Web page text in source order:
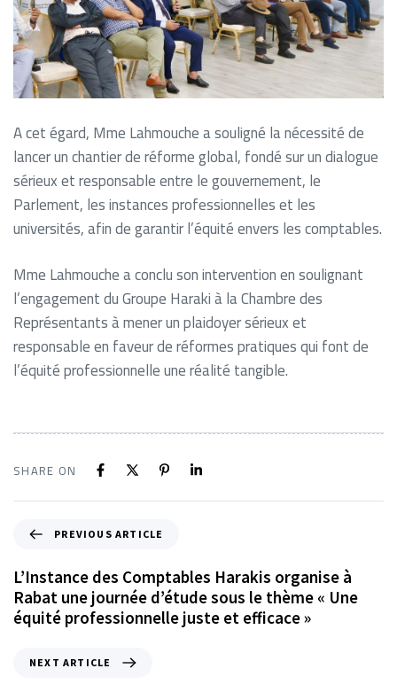
A cet égard, Mme Lahmouche a souligné la nécessité de
lancer un chantier de réforme global, fondé sur un dialogue
sérieux et responsable entre le gouvernement, le
Parlement, les instances professionnelles et les
universités, afin de garantir l’équité envers les comptables.
Mme Lahmouche a conclu son intervention en soulignant
l’engagement du Groupe Haraki à la Chambre des
Représentants à mener un plaidoyer sérieux et
responsable en faveur de réformes pratiques qui font de
l’équité professionnelle une réalité tangible.
SHARE ON
PREVIOUS ARTICLE
L’Instance des Comptables Harakis organise à
Rabat une journée d’étude sous le thème « Une
équité professionnelle juste et efficace »
NEXT ARTICLE